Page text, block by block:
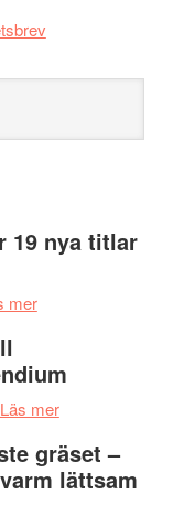
19 nya titlar
merom
West
presenterar
nya
titlar
Läs merom
Shahab
Mehrabi
gräset –
lättsam